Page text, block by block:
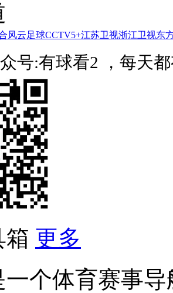
风云足球CCTV5+江苏卫视浙江卫视东
号:有球看2 ，每天
箱 更多
一个体育赛事